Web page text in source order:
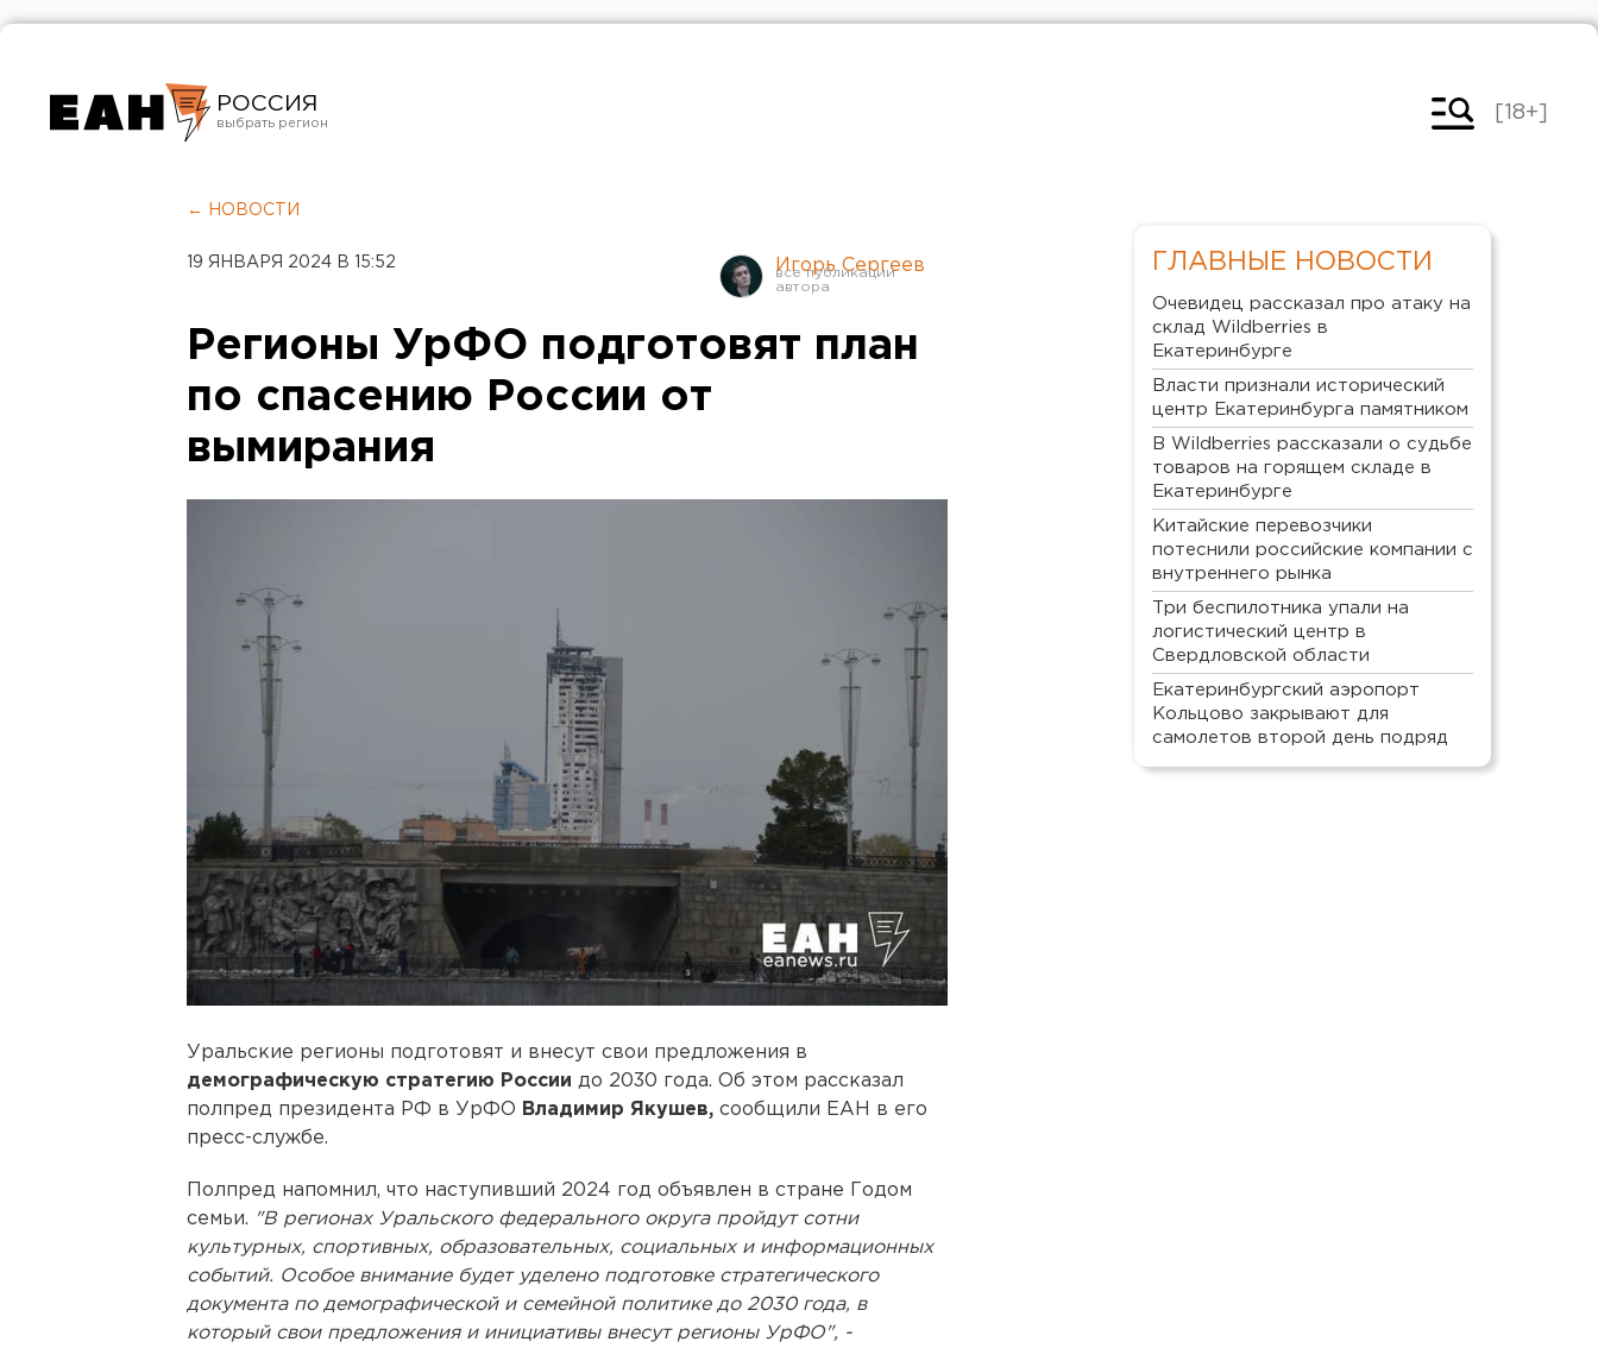
РОССИЯ
Челябинск
[18+]
← НОВОСТИ
19 ЯНВАРЯ 2024 В 15:52 Игорь Сергеев
Регионы УрФО подготовят план
по спасению России от
вымирания
Уральские регионы подготовят и внесут свои предложения в
демографическую стратегию России до 2030 года. Об этом рассказал
полпред президента РФ в УрФО Владимир Якушев, сообщили ЕАН в его
пресс-службе.
Полпред напомнил, что наступивший 2024 год объявлен в стране Годом
семьи. "В регионах Уральского федерального округа пройдут сотни
культурных, спортивных, образовательных, социальных и информационных
событий. Особое внимание будет уделено подготовке стратегического
документа по демографической и семейной политике до 2030 года, в
который свои предложения и инициативы внесут регионы УрФО", -
ГЛАВНЫЕ НОВОСТИ
Очевидец рассказал про атаку на
склад Wildberries в
Екатеринбурге
Власти признали исторический
центр Екатеринбурга памятником
В Wildberries рассказали о судьбе
товаров на горящем складе в
Екатеринбурге
Китайские перевозчики
потеснили российские компании с
внутреннего рынка
Три беспилотника упали на
логистический центр в
Свердловской области
Екатеринбургский аэропорт
Кольцово закрывают для
самолетов второй день подряд